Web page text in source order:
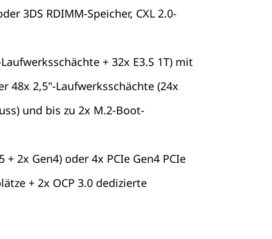
3DS RDIMM-Speicher, CXL 2.0-
+ 32x E3.S 1T) mit
48x 2,5"-Laufwerksschächte (24x
und bis zu 2x M.2-Boot-
+ 2x Gen4) oder 4x PCIe Gen4 PCIe
+ 2x OCP 3.0 dedizierte